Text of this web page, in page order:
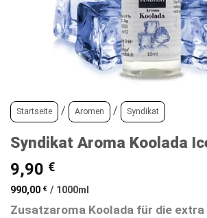
Startseite / Aromen / Syndikat
Syndikat Aroma Koolada
9,90 €
990,00 € / 1000ml
Zusatzaroma Koolada für die extra